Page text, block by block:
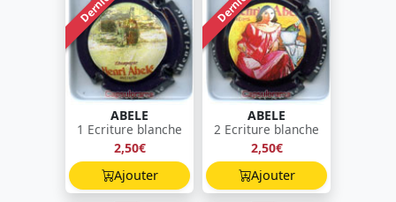
ABELE
1 Ecriture blanche
2,50€
Ajouter
ABELE
2 Ecriture blanche
2,50€
Ajouter